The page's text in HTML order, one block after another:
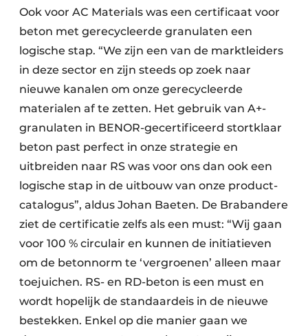
Ook voor AC Materials was een certificaat voor
beton met gerecycleerde granulaten een
logische stap. “We zijn een van de marktleiders
in deze sector en zijn steeds op zoek naar
nieuwe kanalen om onze gerecycleerde
materialen af te zetten. Het gebruik van A+-
granulaten in BENOR-gecertificeerd stortklaar
beton past perfect in onze strategie en
uitbreiden naar RS was voor ons dan ook een
logische stap in de uitbouw van onze product-
catalogus”, aldus Johan Baeten. De Brabandere
ziet de certificatie zelfs als een must: “Wij gaan
voor 100 % circulair en kunnen de initiatieven
om de betonnorm te ‘vergroenen’ alleen maar
toejuichen. RS- en RD-beton is een must en
wordt hopelijk de standaardeis in de nieuwe
bestekken. Enkel op die manier gaan we